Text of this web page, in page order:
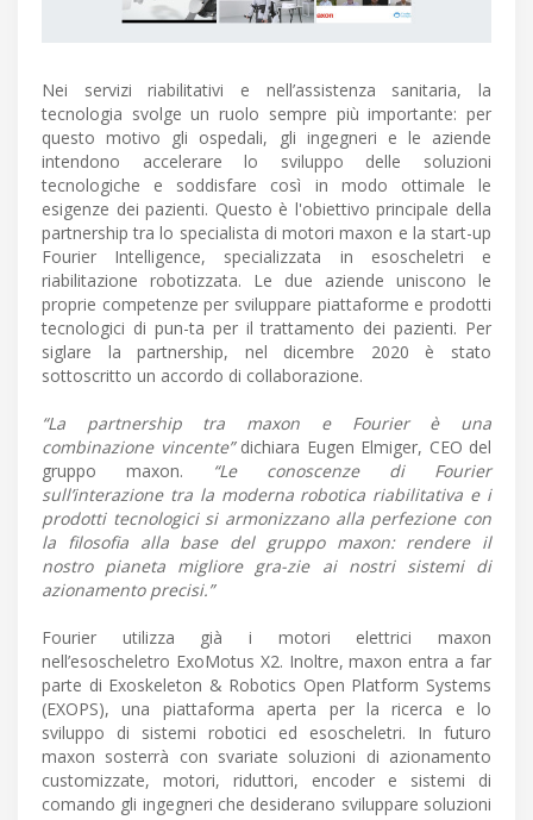
Nei servizi riabilitativi e nell’assistenza sanitaria, la
tecnologia svolge un ruolo sempre più importante: per
questo motivo gli ospedali, gli ingegneri e le aziende
intendono accelerare lo sviluppo delle soluzioni
tecnologiche e soddisfare così in modo ottimale le
esigenze dei pazienti. Questo è l'obiettivo principale della
partnership tra lo specialista di motori maxon e la start-up
Fourier Intelligence, specializzata in esoscheletri e
riabilitazione robotizzata. Le due aziende uniscono le
proprie competenze per sviluppare piattaforme e prodotti
tecnologici di pun-ta per il trattamento dei pazienti. Per
siglare la partnership, nel dicembre 2020 è stato
sottoscritto un accordo di collaborazione.
“La partnership tra maxon e Fourier è una
combinazione vincente”dichiara Eugen Elmiger, CEO del
gruppo maxon.
“Le conoscenze di Fourier
sull’interazione tra la moderna robotica riabilitativa e i
prodotti tecnologici si armonizzano alla perfezione con
la filosofia alla base del gruppo maxon: rendere il
nostro pianeta migliore gra-zie ai nostri sistemi di
azionamento precisi.”
Fourier utilizza già i motori elettrici maxon
nell’esoscheletro ExoMotus X2. Inoltre, maxon entra a far
parte di Exoskeleton & Robotics Open Platform Systems
(EXOPS), una piattaforma aperta per la ricerca e lo
sviluppo di sistemi robotici ed esoscheletri. In futuro
maxon sosterrà con svariate soluzioni di azionamento
customizzate, motori, riduttori, encoder e sistemi di
comando gli ingegneri che desiderano sviluppare soluzioni